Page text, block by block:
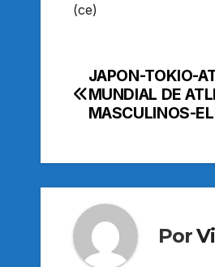
(ce)
de
JAPON-TOKIO-
MUNDIAL DE
MASCULINOS-
Por